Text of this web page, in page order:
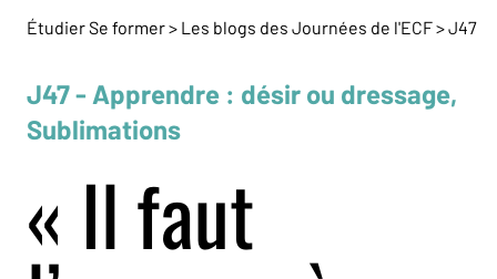
Étudier Se former > Les blogs des Journées de l'ECF>J47
J47 - Apprendre : désir ou dressage,
Sublimations
« Il faut